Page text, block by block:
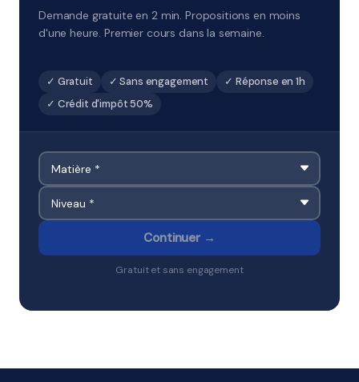
Demande gratuite en 2 min. Propositions en moins
d'une heure. Premier cours dans la semaine.
✓ Gratuit ✓ Sans engagement
✓ Réponse en 1h
✓ Crédit d'impôt 50%
Continuer →
Gratuit et sans engagement